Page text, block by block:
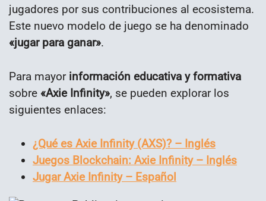
jugadores por sus contribuciones al ecosistema.
Este nuevo modelo de juego se ha denominado
«jugar para ganar».
Para mayor información educativa y formativa
sobre «Axie Infinity», se pueden explorar los
siguientes enlaces:
¿Qué es Axie Infinity (AXS)? – Inglés
Juegos Blockchain: Axie Infinity – Inglés
Jugar Axie Infinity – Español